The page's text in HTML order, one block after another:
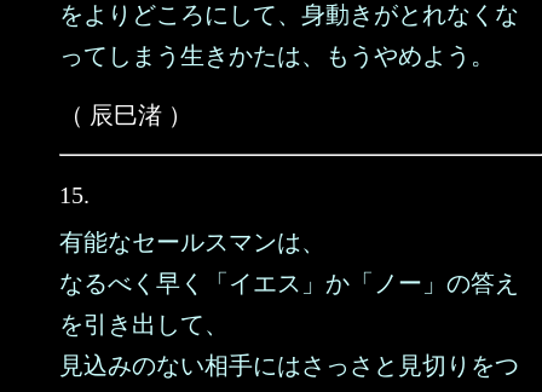
をよりどころにして、身動きがとれなくな
ってしまう生きかたは、もうやめよう。
（ 辰巳渚 ）
15.
有能なセールスマンは、
なるべく早く「イエス」か「ノー」の答え
を引き出して、
見込みのない相手にはさっさと見切りをつ